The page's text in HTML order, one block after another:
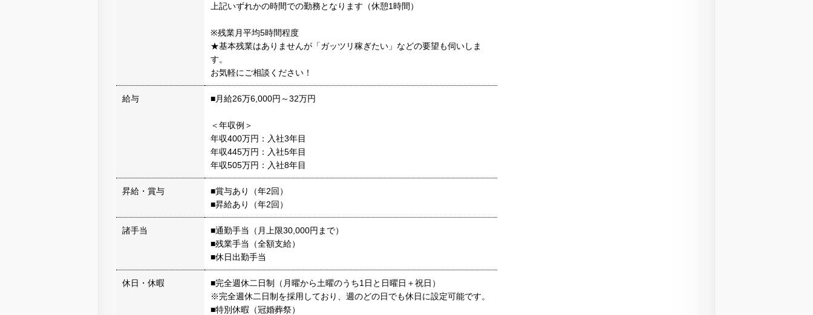
上記いずれかの時間での勤務となります（休憩1時間）
※残業月平均5時間程度
★基本残業はありませんが「ガッツリ稼ぎたい」などの要望も伺いしま
す。
お気軽にご相談ください！
給与 ■月給26万6,000円～32万円
＜年収例＞
年収400万円：入社3年目
年収445万円：入社5年目
年収505万円：入社8年目
昇給・賞与
■賞与あり（年2回）
■昇給あり（年2回）
諸手当
■通勤手当（月上限30,000円まで）
■残業手当（全額支給）
■休日出勤手当
休日・休暇
■完全週休二日制（月曜から土曜のうち1日と日曜日＋祝日）
※完全週休二日制を採用しており、週のどの日でも休日に設定可能です。
■特別休暇（冠婚葬祭）